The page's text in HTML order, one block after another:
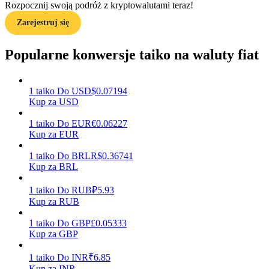
Mocna Świnka
Codziennie zdobywaj konkurencyjne nagrody
Rozpocznij swoją podróż z kryptowalutami teraz!
Zarejestruj się
Popularne konwersje taiko na waluty fiat
1 taiko Do USD$0.07194
Kup za USD
1 taiko Do EUR€0.06227
Kup za EUR
1 taiko Do BRLR$0.36741
Kup za BRL
1 taiko Do RUB₽5.93
Kup za RUB
1 taiko Do GBP£0.05333
Kup za GBP
1 taiko Do INR₹6.85